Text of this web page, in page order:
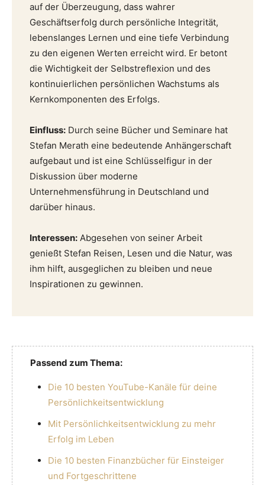
auf der Überzeugung, dass wahrer
Geschäftserfolg durch persönliche Integrität,
lebenslanges Lernen und eine tiefe Verbindung
zu den eigenen Werten erreicht wird. Er betont
die Wichtigkeit der Selbstreflexion und des
kontinuierlichen persönlichen Wachstums als
Kernkomponenten des Erfolgs.
Einfluss: Durch seine Bücher und Seminare hat
Stefan Merath eine bedeutende Anhängerschaft
aufgebaut und ist eine Schlüsselfigur in der
Diskussion über moderne
Unternehmensführung in Deutschland und
darüber hinaus.
Interessen: Abgesehen von seiner Arbeit
genießt Stefan Reisen, Lesen und die Natur, was
ihm hilft, ausgeglichen zu bleiben und neue
Inspirationen zu gewinnen.
Passend zum Thema:
Die 10 besten YouTube-Kanäle für deine
Persönlichkeitsentwicklung
Mit Persönlichkeitsentwicklung zu mehr
Erfolg im Leben
Die 10 besten Finanzbücher für Einsteiger
und Fortgeschrittene